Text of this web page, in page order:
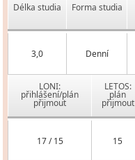
Délka studia Forma studia
3,0 Denní
LONI:
přihlášení/plán
přijmout
LETOS:
plán
přijmout
17 / 15 15